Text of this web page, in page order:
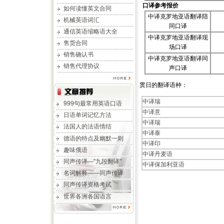
如何读懂英文合同
机械英语词汇
通信英语缩略语大全
售货合同
销售确认书
销售代理协议
999句最常用英语口语
日语单词记忆方法
法国人的法语情结
德语的特点及幽默一则
趣味俄语
同声传译—"九段翻译"
名词解释——同声传译
同声传译资格考试
世界各洲各国语言
口译参考报价
中译克罗地亚语翻译陪
同口译
中译克罗地亚语翻译现
场口译
中译克罗地亚语翻译同
声口译
贯日的翻译语种：
中译瑞
中译意
中译瑞
中译泰
中译印
中译丹麦语
中译保加利亚语